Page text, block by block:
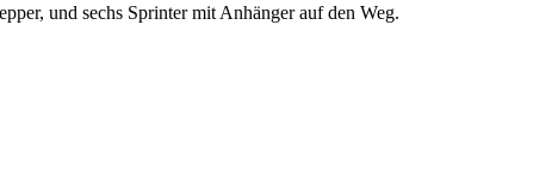
und sechs Sprinter mit Anhänger auf den Weg.